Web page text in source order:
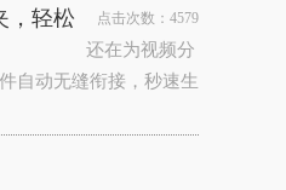
，轻松
点击次数：4579
还在为视频分
自动无缝衔接，秒速生